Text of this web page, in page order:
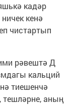
кадәр
кенә
чистартып
рәвештә Д
кальций
тиешенчә
тешләрне, аның